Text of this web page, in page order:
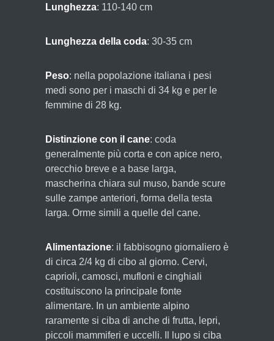
Lunghezza: 110-140 cm
Lunghezza della coda: 30-35 cm
Peso: nella popolazione italiana i pesi
medi sono per i maschi di 34 kg e per le
femmine di 28 kg.
Distinzione con il cane: coda
generalmente più corta e con apice nero,
orecchio breve e a base larga,
mascherina chiara sul muso, bande scure
sulle zampe anteriori, forma della testa
larga. Orme simili a quelle del cane.
Alimentazione: il fabbisogno giornaliero è
di circa 2/4 kg di cibo al giorno. Cervi,
caprioli, camosci, mufloni e cinghiali
costituiscono la principale fonte
alimentare. In un ambiente alpino
raramente si ciba di anche di frutta, lepri,
piccoli mammiferi e uccelli. Il lupo si ciba